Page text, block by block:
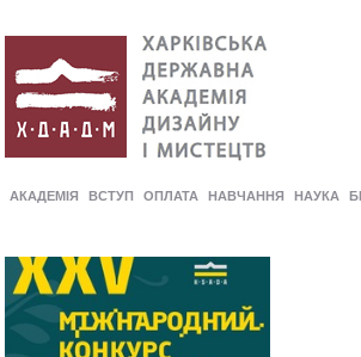
АКАДЕМІЯ ВСТУП ОПЛАТА НАВЧАННЯ НАУКА